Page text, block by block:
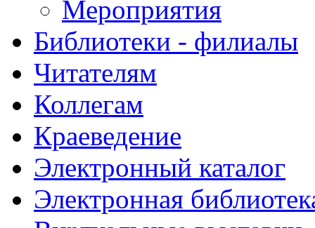
Мероприятия
Библиотеки - филиалы
Читателям
Коллегам
Краеведение
Электронный каталог
Электронная